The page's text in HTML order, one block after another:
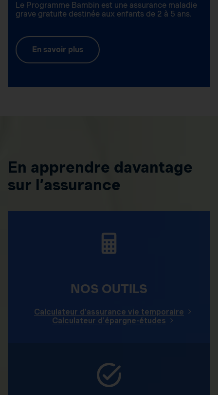
Le Programme Bambin est une assurance maladie
grave gratuite destinée aux enfants de 2 à 5 ans.
En savoir plus
En apprendre davantage
sur l’assurance
NOS OUTILS
Calculateur d'assurance vie temporaire
Calculateur d'épargne-études